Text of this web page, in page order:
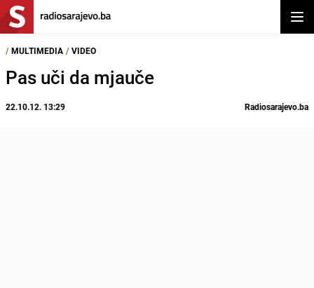
/ MULTIMEDIA / VIDEO
Pas uči da mjauče
22.10.12. 13:29 Radiosarajevo.ba